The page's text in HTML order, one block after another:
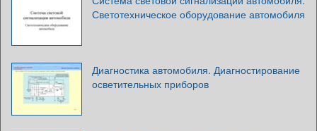
Светотехническое оборудование автомобиля
Диагностика автомобиля. Диагностирование
осветительных приборов